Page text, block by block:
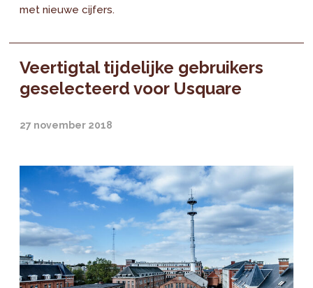
met nieuwe cijfers.
Veertigtal tijdelijke gebruikers
geselecteerd voor Usquare
27 november 2018